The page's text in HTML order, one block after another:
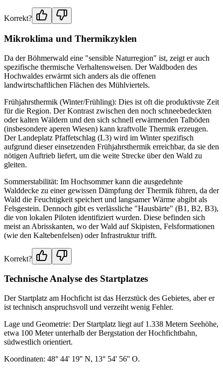
Korrekt?
Mikroklima und Thermikzyklen
Da der Böhmerwald eine "sensible Naturregion" ist, zeigt er auch
spezifische thermische Verhaltensweisen. Der Waldboden des
Hochwaldes erwärmt sich anders als die offenen
landwirtschaftlichen Flächen des Mühlviertels.
Frühjahrsthermik (Winter/Frühling): Dies ist oft die produktivste Zeit
für die Region. Der Kontrast zwischen den noch schneebedeckten
oder kalten Wäldern und den sich schnell erwärmenden Talböden
(insbesondere aperen Wiesen) kann kraftvolle Thermik erzeugen.
Der Landeplatz Pfaffetschlag (L3) wird im Winter spezifisch
aufgrund dieser einsetzenden Frühjahrsthermik erreichbar, da sie den
nötigen Auftrieb liefert, um die weite Strecke über den Wald zu
gleiten.
Sommerstabilität: Im Hochsommer kann die ausgedehnte
Walddecke zu einer gewissen Dämpfung der Thermik führen, da der
Wald die Feuchtigkeit speichert und langsamer Wärme abgibt als
Felsgestein. Dennoch gibt es verlässliche "Hausbärte" (B1, B2, B3),
die von lokalen Piloten identifiziert wurden. Diese befinden sich
meist an Abrisskanten, wo der Wald auf Skipisten, Felsformationen
(wie den Kaltebenfelsen) oder Infrastruktur trifft.
Korrekt?
Technische Analyse des Startplatzes
Der Startplatz am Hochficht ist das Herzstück des Gebietes, aber er
ist technisch anspruchsvoll und verzeiht wenig Fehler.
Lage und Geometrie: Der Startplatz liegt auf 1.338 Metern Seehöhe,
etwa 100 Meter unterhalb der Bergstation der Hochfichtbahn,
südwestlich orientiert.
Koordinaten: 48° 44' 19'' N, 13° 54' 56'' O.